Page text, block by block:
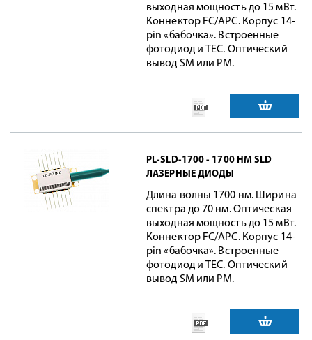
выходная мощность до 15 мВт.
Коннектор FC/APC. Корпус 14-
pin «бабочка». Встроенные
фотодиод и TEC. Оптический
вывод SM или PM.
PL-SLD-1700 - 1700 НМ SLD
ЛАЗЕРНЫЕ ДИОДЫ
Длина волны 1700 нм. Ширина
спектра до 70 нм. Оптическая
выходная мощность до 15 мВт.
Коннектор FC/APC. Корпус 14-
pin «бабочка». Встроенные
фотодиод и TEC. Оптический
вывод SM или PM.